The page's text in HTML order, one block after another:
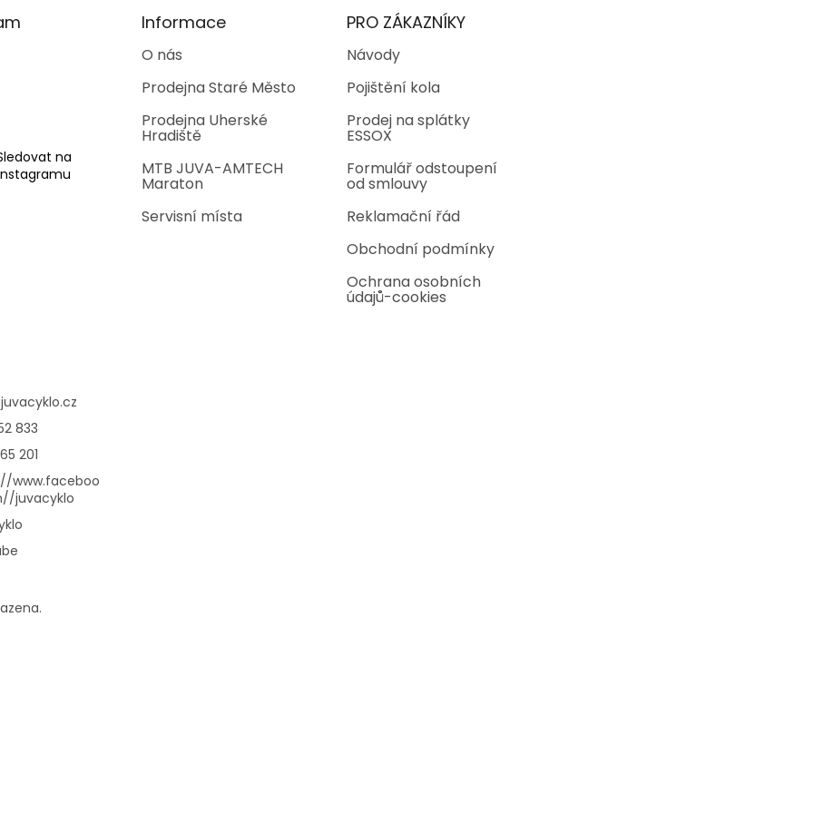
na
Informace
O nás
Prodejna Staré Město
Prodejna Uherské
Hradiště
MTB JUVA-AMTECH
Maraton
Servisní místa
PRO ZÁKAZNÍKY
Návody
Pojištění kola
Prodej na splátky
ESSOX
Formulář odstoupení
od smlouvy
Reklamační řád
Obchodní podmínky
Ochrana osobních
údajů-cookies
juvacyklo.cz
833
201
www.faceboo
juvacyklo